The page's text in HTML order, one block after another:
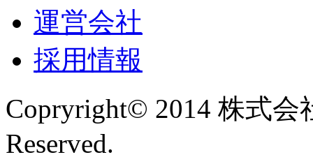
運営会社
採用情報
Copryright© 2014 株式
Reserved.